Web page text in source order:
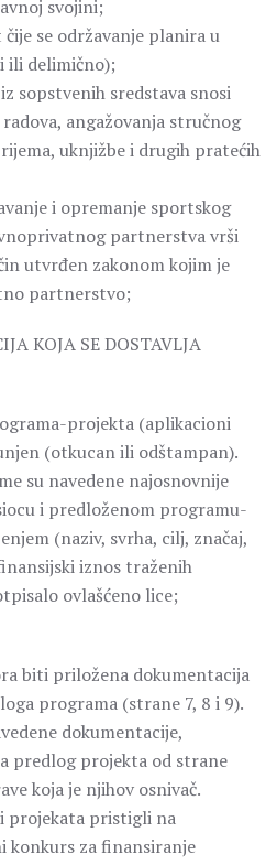
svojini;
se održavanje planira u
ili delimično);
sopstvenih sredstava snosi
angažovanja stručnog
uknjižbe i drugih pratećih
i opremanje sportskog
partnerstva vrši
utvrđen zakonom kojim je
partnerstvo;
KOJA SE DOSTAVLJA
projekta (aplikacioni
(otkucan ili odštampan).
su navedene najosnovnije
i predloženom programu-
(naziv, svrha, cilj, značaj,
iznos traženih
ovlašćeno lice;
biti priložena dokumentacija
programa (strane 7, 8 i 9).
dokumentacije,
predlog projekta od strane
koja je njihov osnivač.
projekata pristigli na
konkurs za finansiranje